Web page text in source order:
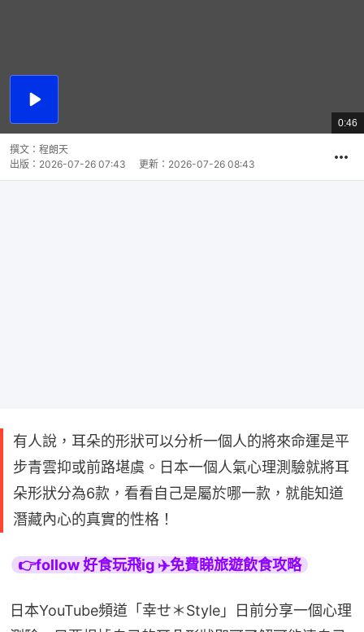
播
總
共
0:46
撰文： 程朗天
出版： 2026-07-26 07:43 更新： 2026-07-26 08:43
有人說，耳朵的形狀可以分析一個人的將來命運是平
步青雲抑或前路堪虞。日本一個人氣心理測驗就將耳
朵形狀分為6款，看看自己是屬於哪一款，就能知道
潛藏內心的真實的性格！
👉follow 好食玩飛ig ✈️免費睇旅遊飲食攻略
日本YouTube頻道「幸せ＊Style」日前分享一個心理